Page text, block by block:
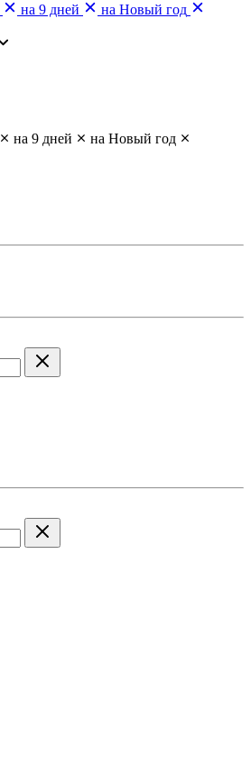
на 9 дней
на Новый год
на 9 дней
на Новый год